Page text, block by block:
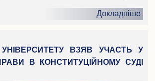
Докладніше
ВЗЯВ УЧАСТЬ У
В КОНСТИТУЦІЙНОМУ СУДІ